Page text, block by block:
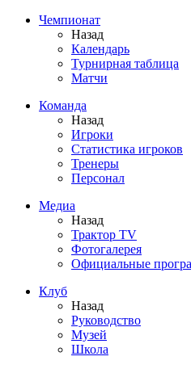
Чемпионат
Назад
Календарь
Турнирная таблица
Матчи
Команда
Назад
Игроки
Статистика игроков
Тренеры
Персонал
Медиа
Назад
Трактор TV
Фотогалерея
Официальные
Клуб
Назад
Руководство
Музей
Школа